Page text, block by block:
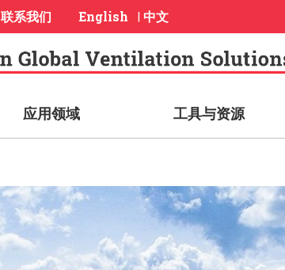
联系我们 English | 中文
应用领域 工具与资源